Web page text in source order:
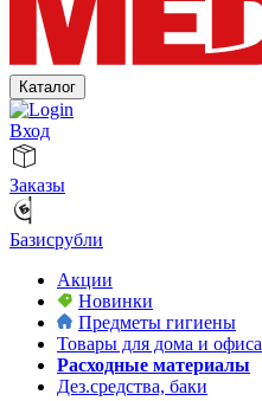
Каталог
Вход
Заказы
Базисрубли
Акции
Новинки
Предметы гигиены
Товары для дома и офиса
Расходные материалы
Дез.средства, баки